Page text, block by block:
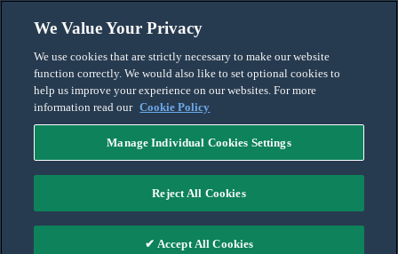
Français
English
For the Pro
Accueil
We Value Your Privacy
We use cookies that are strictly necessary to make our website
function correctly. We would also like to set optional cookies to
help us improve your experience on our websites. For more
information read our Cookie Policy
Manage Individual Cookies Settings
Reject All Cookies
✔ Accept All Cookies